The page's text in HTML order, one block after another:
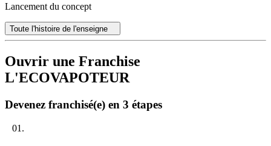
Nous pensons qu’un investissement de départ de l’ordre de 20.000 à
30.000€ est un bon bagage, après biensûr vous pouvez démarrer
avec moins 15.000€ par exemple…
Stock Marchandise (20.000€)
Fourniture (PC portable, carte visite, aménagement
Divers frais : 2.000€
Avec l’
Lancement du concept
Toute l'histoire de l'enseigne
Ouvrir une Franchise
L'ECOVAPOTEUR
Devenez franchisé(e) en 3 étapes
01.